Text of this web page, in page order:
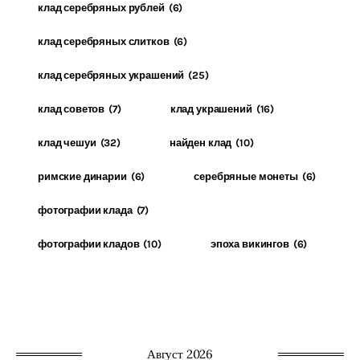
клад серебряных рублей (6)
клад серебряных слитков (6)
клад серебряных украшений (25)
клад советов (7) клад украшений (16)
клад чешуи (32) найден клад (10)
римские динарии (6) серебряные монеты (6)
фотографии клада (7)
фотографии кладов (10) эпоха викингов (6)
Август 2026